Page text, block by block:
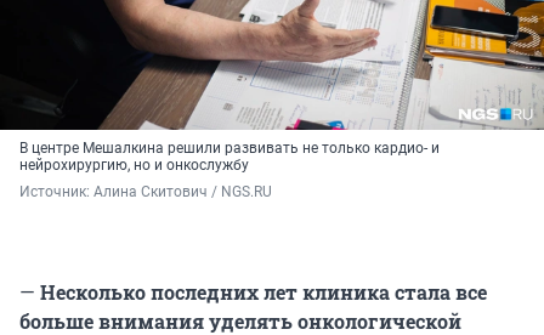
В центре Мешалкина решили развивать не только кардио- и
нейрохирургию, но и онкослужбу
Источник: Алина Скитович / NGS.RU
— Несколько последних лет клиника стала все
больше внимания уделять онкологической